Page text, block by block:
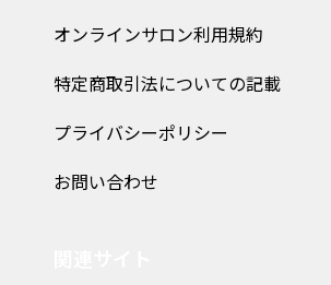
オンラインサロン利用規約
特定商取引法についての記載
プライバシーポリシー
お問い合わせ